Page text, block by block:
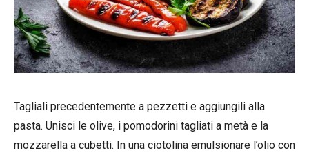
Tagliali precedentemente a pezzetti e aggiungili alla
pasta. Unisci le olive, i pomodorini tagliati a metà e la
mozzarella a cubetti. In una ciotolina emulsionare l’olio con